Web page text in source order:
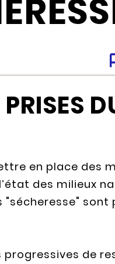
en place des
des milieux
sont
progressives de